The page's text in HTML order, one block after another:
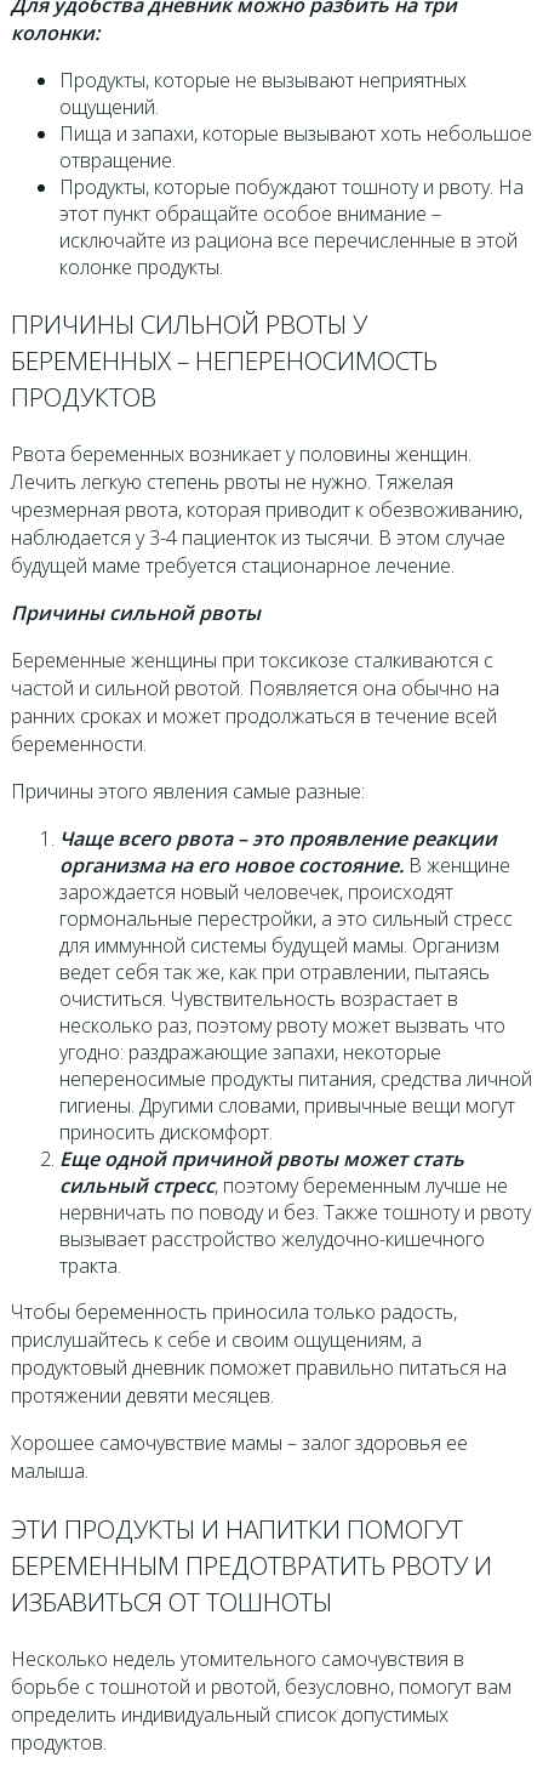
колонки:
Продукты, которые не вызывают неприятных
ощущений.
Пища и запахи, которые вызывают хоть небольшое
отвращение.
Продукты, которые побуждают тошноту и рвоту. На
этот пункт обращайте особое внимание –
исключайте из рациона все перечисленные в этой
колонке продукты.
ПРИЧИНЫ СИЛЬНОЙ РВОТЫ У
БЕРЕМЕННЫХ – НЕПЕРЕНОСИМОСТЬ
ПРОДУКТОВ
Рвота беременных возникает у половины женщин.
Лечить легкую степень рвоты не нужно. Тяжелая
чрезмерная рвота, которая приводит к обезвоживанию,
наблюдается у 3-4 пациенток из тысячи. В этом случае
будущей маме требуется стационарное лечение.
Причины сильной рвоты
Беременные женщины при токсикозе сталкиваются с
частой и сильной рвотой. Появляется она обычно на
ранних сроках и может продолжаться в течение всей
беременности.
Причины этого явления самые разные:
Чаще всего рвота – это проявление реакции
организма на его новое состояние.В женщине
зарождается новый человечек, происходят
гормональные перестройки, а это сильный стресс
для иммунной системы будущей мамы. Организм
ведет себя так же, как при отравлении, пытаясь
очиститься. Чувствительность возрастает в
несколько раз, поэтому рвоту может вызвать что
угодно: раздражающие запахи, некоторые
непереносимые продукты питания, средства личной
гигиены. Другими словами, привычные вещи могут
приносить дискомфорт.
Еще одной причиной рвоты может стать
сильный стресс, поэтому беременным лучше не
нервничать по поводу и без. Также тошноту и рвоту
вызывает расстройство желудочно-кишечного
тракта.
Чтобы беременность приносила только радость,
прислушайтесь к себе и своим ощущениям, а
продуктовый дневник поможет правильно питаться на
протяжении девяти месяцев.
Хорошее самочувствие мамы – залог здоровья ее
малыша.
ЭТИ ПРОДУКТЫ И НАПИТКИ ПОМОГУТ
БЕРЕМЕННЫМ ПРЕДОТВРАТИТЬ РВОТУ И
ИЗБАВИТЬСЯ ОТ ТОШНОТЫ
Несколько недель утомительного самочувствия в
борьбе с тошнотой и рвотой, безусловно, помогут вам
определить индивидуальный список допустимых
продуктов.